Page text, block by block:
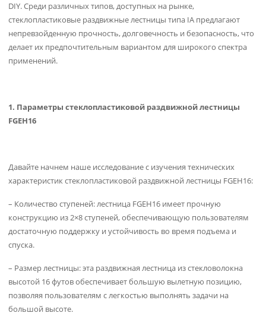
DIY. Среди различных типов, доступных на рынке,
стеклопластиковые раздвижные лестницы типа IA предлагают
непревзойденную прочность, долговечность и безопасность, что
делает их предпочтительным вариантом для широкого спектра
применений.
1. Параметры стеклопластиковой раздвижной лестницы
FGEH16
Давайте начнем наше исследование с изучения технических
характеристик стеклопластиковой раздвижной лестницы FGEH16:
– Количество ступеней: лестница FGEH16 имеет прочную
конструкцию из 2×8 ступеней, обеспечивающую пользователям
достаточную поддержку и устойчивость во время подъема и
спуска.
– Размер лестницы: эта раздвижная лестница из стекловолокна
высотой 16 футов обеспечивает большую вылетную позицию,
позволяя пользователям с легкостью выполнять задачи на
большой высоте.